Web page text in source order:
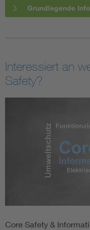
Grundlegende
Interessiert an
Safety?
Core Safety &